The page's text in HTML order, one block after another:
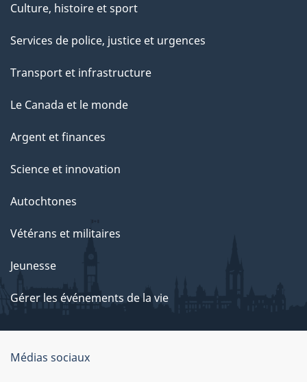
Culture, histoire et sport
Services de police, justice et urgences
Transport et infrastructure
Le Canada et le monde
Argent et finances
Science et innovation
Autochtones
Vétérans et militaires
Jeunesse
Gérer les événements de la vie
Organisation
Médias sociaux